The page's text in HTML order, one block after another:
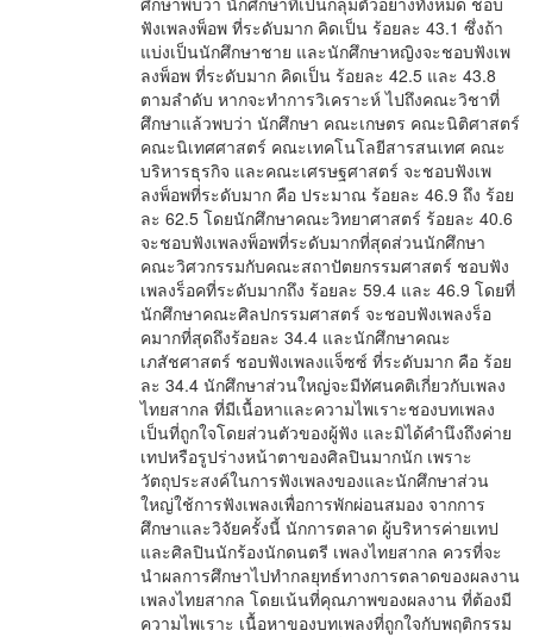
ฟังเพลงพ็อพ ที่ระดับมาก คิดเป็น ร้อยละ 43.1 ซึ่งถ้า
แบ่งเป็นนักศึกษาชาย และนักศึกษาหญิงจะชอบฟังเพ
ลงพ็อพ ที่ระดับมาก คิดเป็น ร้อยละ 42.5 และ 43.8
ตามลำดับ หากจะทำการวิเคราะห์ ไปถึงคณะวิชาที่
ศึกษาแล้วพบว่า นักศึกษา คณะเกษตร คณะนิติศาสตร์
คณะนิเทศศาสตร์ คณะเทคโนโลยีสารสนเทศ คณะ
บริหารธุรกิจ และคณะเศรษฐศาสตร์ จะชอบฟังเพ
ลงพ็อพที่ระดับมาก คือ ประมาณ ร้อยละ 46.9 ถึง ร้อย
ละ 62.5 โดยนักศึกษาคณะวิทยาศาสตร์ ร้อยละ 40.6
จะชอบฟังเพลงพ็อพที่ระดับมากที่สุดส่วนนักศึกษา
คณะวิศวกรรมกับคณะสถาปัตยกรรมศาสตร์ ชอบฟัง
เพลงร็อคที่ระดับมากถึง ร้อยละ 59.4 และ 46.9 โดยที่
นักศึกษาคณะศิลปกรรมศาสตร์ จะชอบฟังเพลงร็อ
คมากที่สุดถึงร้อยละ 34.4 และนักศึกษาคณะ
เภสัชศาสตร์ ชอบฟังเพลงแจ็ซซ์ ที่ระดับมาก คือ ร้อย
ละ 34.4 นักศึกษาส่วนใหญ่จะมีทัศนคติเกี่ยวกับเพลง
ไทยสากล ที่มีเนื้อหาและความไพเราะชองบทเพลง
เป็นที่ถูกใจโดยส่วนตัวของผู้ฟัง และมิได้คำนึงถึงค่าย
เทปหรือรูปร่างหน้าตาของศิลปินมากนัก เพราะ
วัตถุประสงค์ในการฟังเพลงของและนักศึกษาส่วน
ใหญ่ใช้การฟังเพลงเพื่อการพักผ่อนสมอง จากการ
ศึกษาและวิจัยครั้งนี้ นักการตลาด ผู้บริหารค่ายเทป
และศิลปินนักร้องนักดนตรี เพลงไทยสากล ควรที่จะ
นำผลการศึกษาไปทำกลยุทธ์ทางการตลาดของผลงาน
เพลงไทยสากล โดยเน้นที่คุณภาพของผลงาน ที่ต้องมี
ความไพเราะ เนื้อหาของบทเพลงที่ถูกใจกับพฤติกรรม